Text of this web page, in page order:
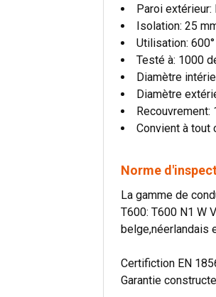
Paroi extérieur:
Isolation: 25
Utilisation:
Testé à: 1000
Diamètre
Diamètre
Recouvrement:
Convient à tout
Norme
La gamme de
T600: T600 N1 W
belge,néerlandais
Certifiction EN
Garantie